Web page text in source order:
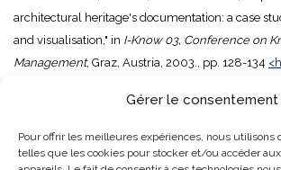
Gérer le consentement
Pour offrir les meilleures expériences, nous utilisons
telles que les cookies pour stocker et/ou accéder
architectural heritage's documentation: a case
and visualisation," in I-Know 03, Conference on
Management, Graz, Austria, 2003., pp. 128-134